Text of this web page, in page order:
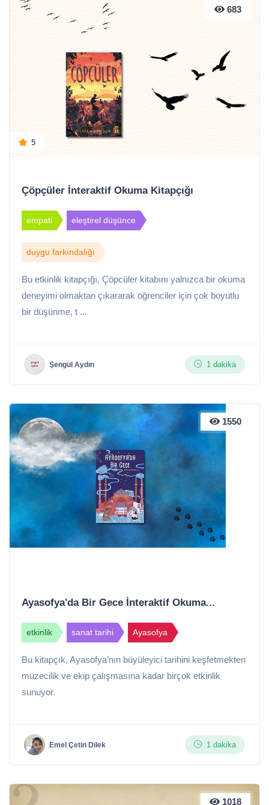
683
5
Çöpçüler İnteraktif Okuma Kitapçığı
empati eleştirel düşünce
duygu farkındalığı
Bu etkinlik kitapçığı, Çöpcüler kitabını yalnızca bir okuma
deneyimi olmaktan çıkararak öğrenciler için çok boyutlu
bir düşünme, t ...
Şengül Aydın 1 dakika
1550
Ayasofya'da Bir Gece İnteraktif Okuma...
etkinlik sanat tarihi Ayasofya
Bu kitapçık, Ayasofya’nın büyüleyici tarihini keşfetmekten
müzecilik ve ekip çalışmasına kadar birçok etkinlik
sunuyor.
Emel Çetin Dilek 1 dakika
1018